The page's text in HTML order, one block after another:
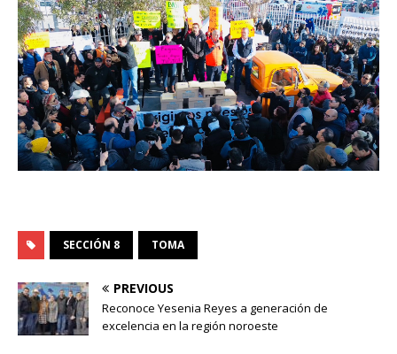
SECCIÓN 8 TOMA
PREVIOUS
Reconoce Yesenia Reyes a generación de
excelencia en la región noroeste